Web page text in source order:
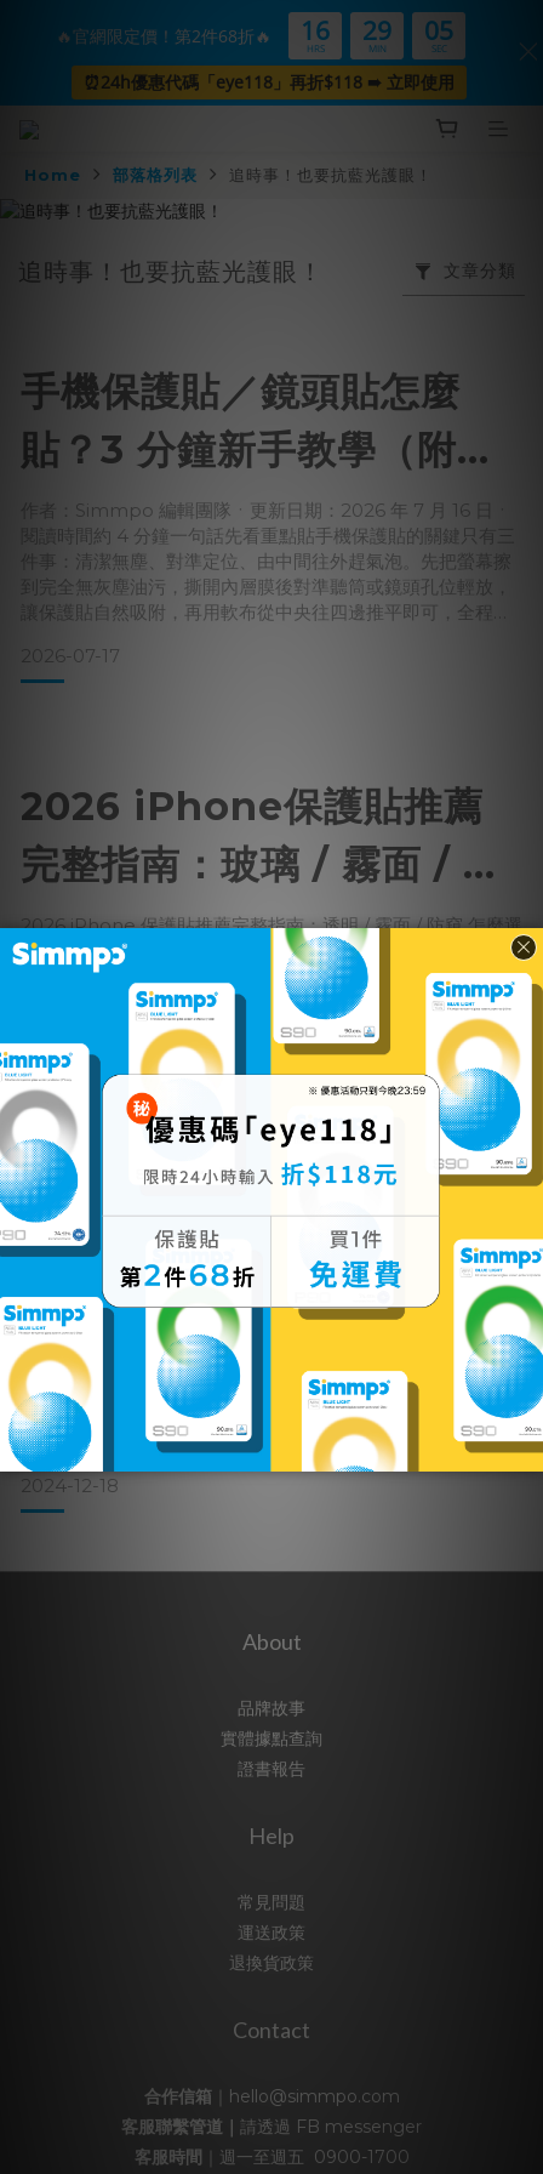
Home 部落格列表 追時事！也要抗藍光護眼！
追時事！也要抗藍光護眼！ 文章分類
手機保護貼／鏡頭貼怎麼
貼？3 分鐘新手教學（附影
片）
作者：Simmpo 編輯團隊ㆍ更新日期：2026 年 7 月 16 日ㆍ
閱讀時間約 4 分鐘一句話先看重點貼手機保護貼的關鍵只有三
件事：清潔無塵、對準定位、由中間往外趕氣泡。先把螢幕擦
到完全無灰塵油污，撕開內層膜後對準聽筒或鏡頭孔位輕放，
讓保護貼自然吸附，再用軟布從中央往四邊推平即可，全程約
一次自己貼保護貼，最怕的就是氣泡、跑塵點、貼歪。其實這
三個問題幾乎都發生在「貼之前」——只要環境乾淨、步驟正
2026-07-17
2026 iPhone保護貼推薦
完整指南：玻璃 / 霧面 / 抗
藍光怎麼選
2026 iPhone 保護貼推薦完整指南：透明 / 霧面 / 防窺 怎麼選
一句話結論：三款保護貼差在「顯示風格與隱私需求」——想
要畫面最透亮選透明、怕指紋想要滑順手感選霧面、在意隱私
選防窺；而不管選哪一款，都建議挑「有抗藍光」的版本，長
時間用眼才顧得到眼睛。換一支新 iPhone，第一件事幾乎都
是「先貼張保護貼」。但走進手機行或打開購物網站，你會發
現保護貼種類多到讓人選擇障礙：透明、霧面、防窺、9H、滿
版……到底差在哪？這篇指南用最白話的方式，帶你一次搞懂
iPhone 保護貼怎麼選，並告訴你
2026-07-03
Simmpo |魷魚遊戲2即將
上線！追劇必備抗藍光保護
貼，守護眼睛健康
Netflix重磅韓劇《魷魚遊戲》第一季以緊張刺激的劇情和深刻
的社會批判，迅速掀起全球風潮。今年，萬眾期待的《魷魚遊
戲2》終於回歸，再次吸引了大量粉絲與品牌的關注，大家已經
迫不及待看到最新卡司與劇情。然而，在享受追劇時光的同
時，長時間觀看手機螢幕對眼睛健康的影響也成為不得不正視
的問題。我們將探討《魷魚遊戲2》的精彩看點，以及如何藉助
抗藍光保護貼在沉浸式追劇中保護眼睛，減少傷害。圖片來
源：Netflix《魷魚遊戲2》的新亮點第二季的故事從上一季的
2024-12-18
About
品牌故事
實體據點查詢
證書報告
Help
常見問題
運送政策
退換貨政策
Contact
合作信箱｜hello@simmpo.com
客服聯繫管道｜ 請透過 FB messenger
客服時間 ｜週一至週五 0900-1700
🔥官網限定價！第2件68折🔥 16
HRS
29
MIN
05
SEC
⏰24h優惠代碼「eye118」再折$118 ➠ 立即使用